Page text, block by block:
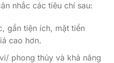
nhắc các tiêu chí sau:
gần tiện ích, mặt tiền
cao hơn.
phong thủy và khả năng